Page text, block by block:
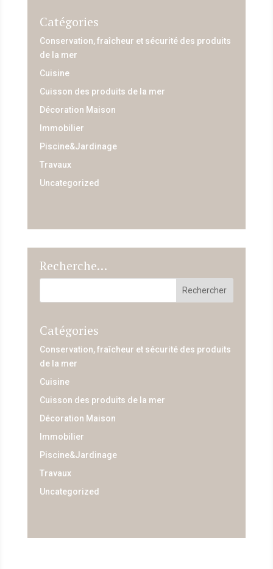
Catégories
Conservation, fraîcheur et sécurité des produits
de la mer
Cuisine
Cuisson des produits de la mer
Décoration Maison
Immobilier
Piscine&Jardinage
Travaux
Uncategorized
Recherche…
Catégories
Conservation, fraîcheur et sécurité des produits
de la mer
Cuisine
Cuisson des produits de la mer
Décoration Maison
Immobilier
Piscine&Jardinage
Travaux
Uncategorized